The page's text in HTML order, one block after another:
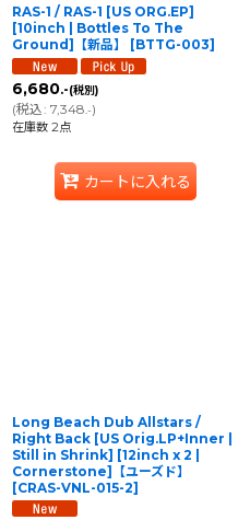
RAS-1 / RAS-1 [US ORG.EP]
[10inch | Bottles To The
Ground]【新品】
[BTTG-003]
6,680.-(税別)
(税込: 7,348 .-)
在庫数 2点
カートに入れる
Long Beach Dub Allstars /
Right Back [US Orig.LP+Inner |
Still in Shrink] [12inch x 2 |
Cornerstone]【ユーズド】
[CRAS-VNL-015-2]